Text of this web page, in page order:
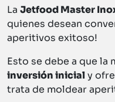
La Jetfood Master
quienes desean
aperitivos exitoso!
Esto se debe a que la
inversión inicialy
trata de moldear